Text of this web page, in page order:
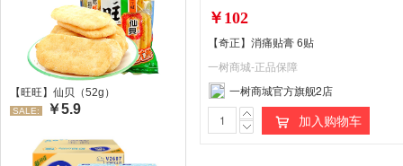
【旺旺】仙贝（52g）
SALE: ￥5.9
￥102
【奇正】消痛贴膏 6贴
一树商城-正品保障
一树商城官方旗舰2店
加入购物车